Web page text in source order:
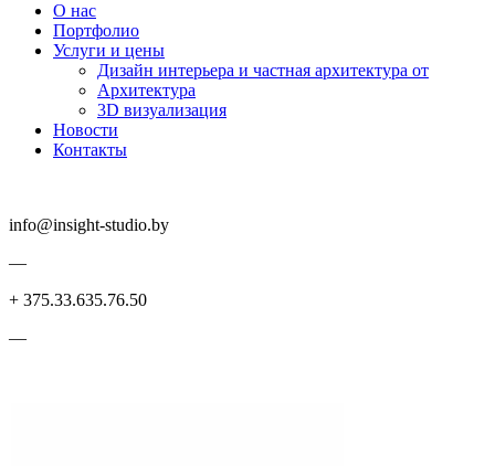
О нас
Портфолио
Услуги и цены
Дизайн интерьера и частная архитектура от
Архитектура
3D визуализация
Новости
Контакты
info@insight-studio.by
—
+ 375.33.635.76.50
—